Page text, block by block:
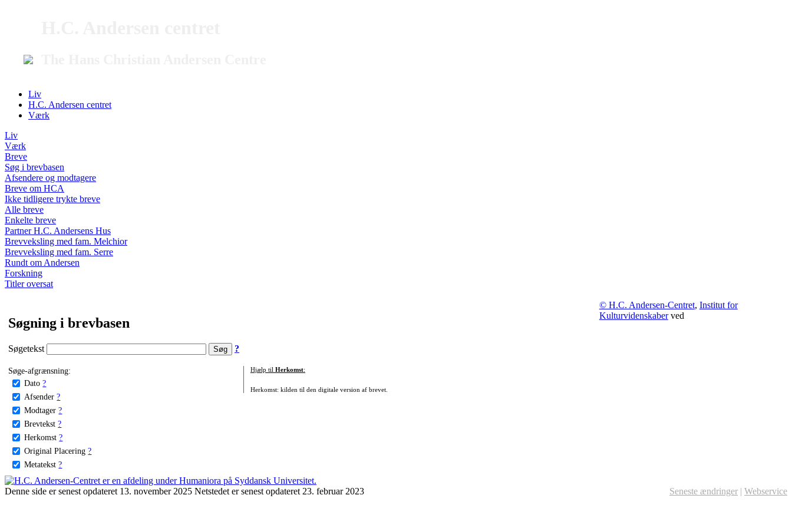
Liv
H.C. Andersen centret
Værk
Liv
Værk
Breve
Søg i brevbasen
Afsendere og modtagere
Breve om HCA
Ikke tidligere trykte breve
Alle breve
Enkelte breve
Partner H.C. Andersens Hus
Brevveksling med fam. Melchior
Brevveksling med fam. Serre
Rundt om Andersen
Forskning
Titler oversat
Søgning i brevbasen
Søgetekst ?
Søge-afgrænsning:
Dato ?
Afsender ?
Modtager ?
Brevtekst ?
Herkomst ?
Original Placering ?
Metatekst ?
Hjælp til Herkomst:
Herkomst: kilden til den digitale version af brevet.
© H.C. Andersen-Centret, Institut for
Kulturvidenskaberved
Denne side er senest opdateret 13. november 2025 Netstedet er senest opdateret 23. februar 2023 Seneste ændringer | Webservice